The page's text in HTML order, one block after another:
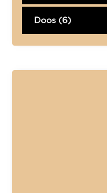
Doos (6)